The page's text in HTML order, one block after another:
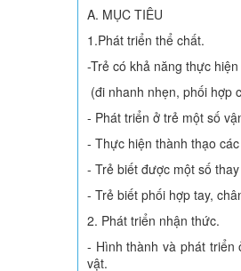
A. MỤC TIÊU
1.Phát triển thể chất.
-Trẻ có khả năng thực
(đi nhanh nhẹn, phối hợp
- Phát triển ở trẻ một số
- Thực hiện thành thạo
- Trẻ biết được một số
- Trẻ biết phối hợp tay,
2. Phát triển nhận thức.
- Hình thành và phát triển
vật.